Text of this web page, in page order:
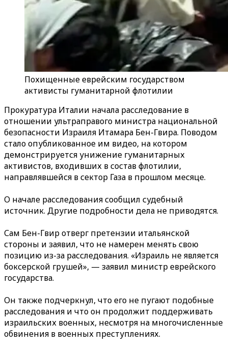
Похищенные еврейским государством
активисты гуманитарной флотилии
Прокуратура Италии начала расследование в
отношении ультраправого министра национальной
безопасности Израиля Итамара Бен-Гвира. Поводом
стало опубликованное им видео, на котором
демонстрируется унижение гуманитарных
активистов, входивших в состав флотилии,
направлявшейся в сектор Газа в прошлом месяце.
О начале расследования сообщил судебный
источник. Другие подробности дела не приводятся.
Сам Бен-Гвир отверг претензии итальянской
стороны и заявил, что не намерен менять свою
позицию из-за расследования. «Израиль не является
боксерской грушей», — заявил министр еврейского
государства.
Он также подчеркнул, что его не пугают подобные
расследования и что он продолжит поддерживать
израильских военных, несмотря на многочисленные
обвинения в военных преступлениях.